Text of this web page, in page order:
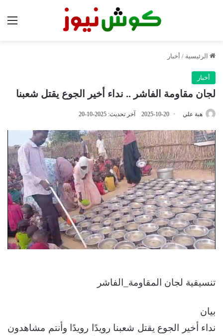
الرئيسية / أخبار
أخبار
لجان مقاومة الفاشر .. نداء أخير الجوع يقتل شعبنا
هبة علي 2025-10-20 آخر تحديث: 2025-10-20
تنسيقية لجان المقاومة_الفاشر
بيان
نداء أخير الجوع يقتل شعبنا رويدًا رويدًا وأنتم مشاهدون